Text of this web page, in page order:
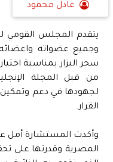
عادل محمود
يتقدم المجلس القومي
وجميع عضواته واعضائه
سحر البزار بمناسبة
من قبل المجلة
لجهودها في دعم
القرار.
وأكدت المستشارة أمل
المصرية وقدرتها على